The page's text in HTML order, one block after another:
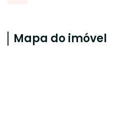
Mapa do imóvel